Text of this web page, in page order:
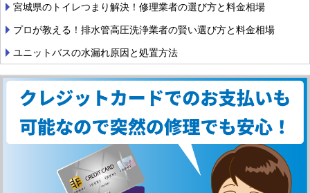
宮城県のトイレつまり解決！修理業者の選び方と料金相場
プロが教える！排水管高圧洗浄業者の賢い選び方と料金相場
ユニットバスの水漏れ原因と処置方法